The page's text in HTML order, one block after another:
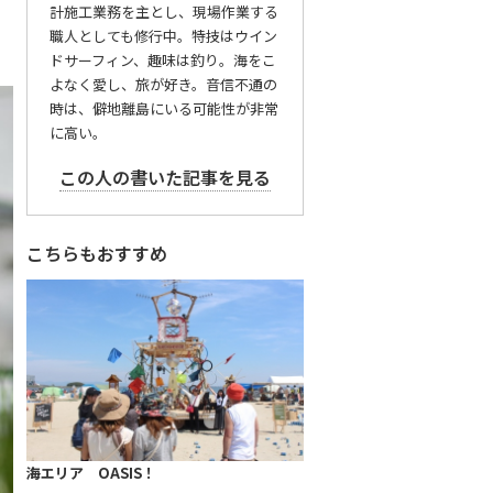
計施工業務を主とし、現場作業する
職人としても修行中。特技はウイン
ドサーフィン、趣味は釣り。海をこ
よなく愛し、旅が好き。音信不通の
時は、僻地離島にいる可能性が非常
に高い。
この人の書いた記事を見る
こちらもおすすめ
海エリア OASIS！